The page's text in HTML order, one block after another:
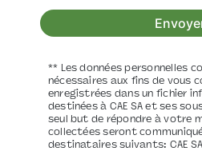
** Les données personnelles
nécessaires aux fins de vous
enregistrées dans un fichier
destinées à CAE SA et ses
seul but de répondre à votre
collectées seront
destinataires suivants: CAE